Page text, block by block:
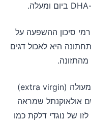
סיכון ההשפעה על
היא לאכול דגים
שמן זית כתית מעולה (extra virgin)
אולאוקנתל שמראה
של נוגדי דלקת כמו